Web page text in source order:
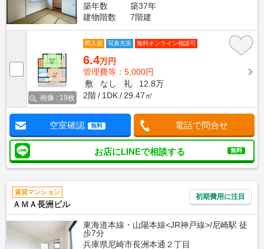
築年数
築37年
建物階数
7階建
画像 : 19枚
即入居 写真充実 無料オンライン相談可
6.4万円
管理費等：5,000円
敷
なし 礼
12.8万
2階
1DK 29.47㎡
空室確認 無料 電話で問合せ
お店にLINEで相談する 無料
賃貸マンション
ＡＭＡ長洲ビル
初期費用に注目
東海道本線・山陽本線<JR神戸線>/尼崎駅 徒
歩7分
兵庫県尼崎市長洲本通２丁目